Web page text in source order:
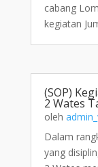
cabang
kegiatan
(SOP)
2 Wates
oleh
Dalam
yang